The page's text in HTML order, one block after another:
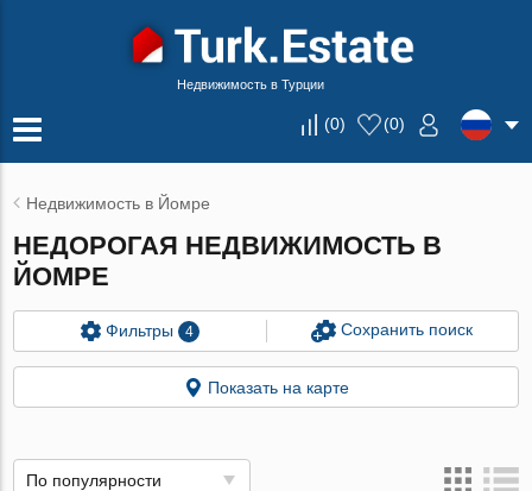
Недвижимость в Турции
(0) (0)
Недвижимость в Йомре
НЕДОРОГАЯ НЕДВИЖИМОСТЬ В
ЙОМРЕ
Фильтры 4 Сохранить поиск
Показать на карте
По популярности